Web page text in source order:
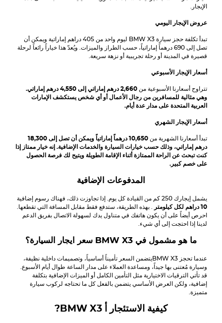
الإيجار.
عروض الإيجار اليومي
تبدأ تكلفة حجز سيارة BMW X3 ليوم واحد من 405 دراهم إماراتية ويمكن أن
تصل إلى 690 درهماً إماراتياً، حسب الطراز والميزات. ويُعدّ هذا خياراً رائعاً لرحلة
قصيرة في المدينة أو رحلة تجريبية أو نزهة سريعة.
أسعار الإيجار الأسبوعي
تتراوح أسعارنا الأسبوعية من 2,660 درهم إماراتي إلى
4,550 درهم إماراتي.
وهي مثالية للمسافرين من رجال الأعمال أو أي شخص يستكشف الإمارات
العربية المتحدة على مدار عدة أيام.
أسعار الإيجار الشهري
تبدأ أسعارنا الشهرية من 10,650 درهماً إماراتياً ويمكن أن تصل إلى
18,300
درهم إماراتي، وذلك حسب خيارات السيارة والخدمات الإضافية. إنه خيار ممتاز إذا
كنت تبحث عن الراحة الممتازة أثناء الإقامة الطويلة ويتيح لك فرصة الحصول
على خصم كبير.
المدفوعات الإضافية
يشمل إيجارك 250 كم من القيادة كل يوم. إذا تجاوزت ذلك، فهناك رسوم إضافية
10 دراهم لكل كيلومتر
. بهذه الطريقة، ستدفع فقط مقابل المسافة التي تقطعها.
احرص أيضاً على أن يكون هاتفك في متناول يدك لسهولة الاتصال بفريق الدعم
لدينا إذا احتجت إلى أي شيء.
ما هو مشمول في BMW X3 سعر ايجار السيارة؟
عندما تحجز BMW X3يتضمن السعر تأميناً أساسياً، وتصميمات داخلية نظيفة،
وسيارة مُعتنى بها جيداً، ومساعدة العملاء على مدار الساعة طوال أيام الأسبوع.
قد تأتي الترقيات الاختيارية مثل التأمين الكامل أو الميزات الإضافية بتكلفة
إضافية، ولكن العرض الأساسي يتضمن بالفعل كل ما تحتاجه لركوب سيارة
متميزة.
كيفية الاستئجار أ BMW X3
?